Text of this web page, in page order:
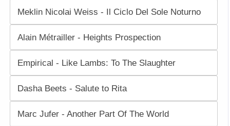
Meklin Nicolai Weiss - Il Ciclo Del Sole Noturno
Alain Métrailler - Heights Prospection
Empirical - Like Lambs: To The Slaughter
Dasha Beets - Salute to Rita
Marc Jufer - Another Part Of The World